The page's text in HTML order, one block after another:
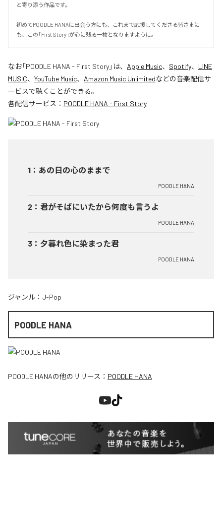
と寄り添う作品です。
初めてPOODLE HANAに出会う方にも、これまで応援してくださる皆さまに
も、この「First Story」が心に残る一枚となりますように。
なお「POODLE HANA - First Story」は、 Apple Music、 Spotify、 LINE
MUSIC、 YouTube Music、 Amazon Music Unlimitedなどの音楽配信サ
ービスで聴くことができる。
各配信サービス： POODLE HANA - First Story
1 ： あの日の心のままで
POODLE HANA
2 ： 君がそばにいたから何度も言うよ
POODLE HANA
3 ： 夕暮れ色に染まった君
POODLE HANA
ジャンル： J-Pop
POODLE HANA
POODLE HANAの他のリリース： POODLE HANA